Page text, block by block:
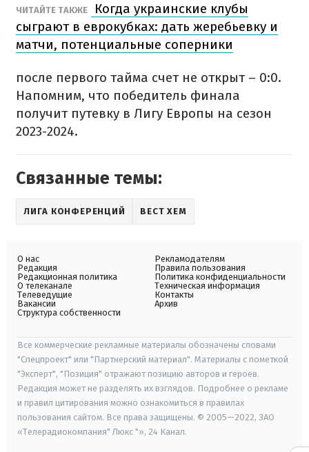
ЧИТАЙТЕ ТАКЖЕ
Когда украинские клубы
сыграют в еврокубках: дать жеребьевку и
матчи, потенциальные соперники
после первого тайма счет не открыт – 0:0.
Напомним, что победитель финала
получит путевку в Лигу Европы на сезон
2023-2024.
Связанные темы:
ЛИГА КОНФЕРЕНЦИЙ ВЕСТ ХЕМ
О нас
Редакция
Редакционная политика
О телеканале
Телеведущие
Вакансии
Структура собственности
Рекламодателям
Правила пользования
Политика конфиденциальности
Техническая информация
Контакты
Архив
Все коммерческие рекламные материалы обозначены словами
"Спецпроект" или "Партнерский материал". Материалы с пометкой
"Эксперт", "Позиция" отражают позицию авторов и героев.
Редакция может не разделять их взглядов. Подробнее о рекламе
и правил цитирования можно ознакомиться в правилах
пользования сайтом. Все права защищены. © 2005—2022, ЗАО
«Телерадиокомпания" Люкс "», 24 Канал.